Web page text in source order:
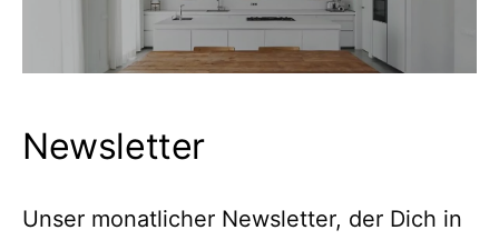
Newsletter
Unser monatlicher Newsletter, der Dich in